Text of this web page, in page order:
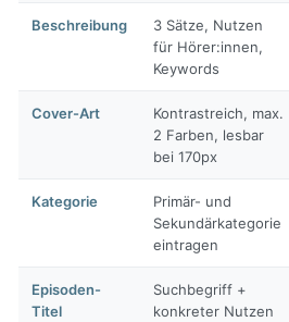
Beschreibung
3 Sätze, Nutzen
für Hörer:innen,
Keywords
Cover-Art
Kontrastreich, max.
2 Farben, lesbar
bei 170px
Kategorie
Primär- und
Sekundärkategorie
eintragen
Episoden-
Titel
Suchbegriff +
konkreter Nutzen